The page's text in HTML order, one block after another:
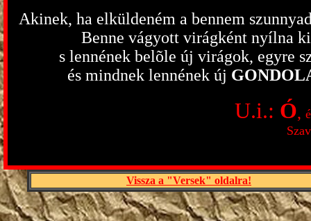
Akinek, ha elküldeném a bennem
Benne vágyott virágként nyílna
s lennének belõle új virágok, egyre
és mindnek lennének új
U.i.: Ó,
Vissza a "Versek" oldalra!